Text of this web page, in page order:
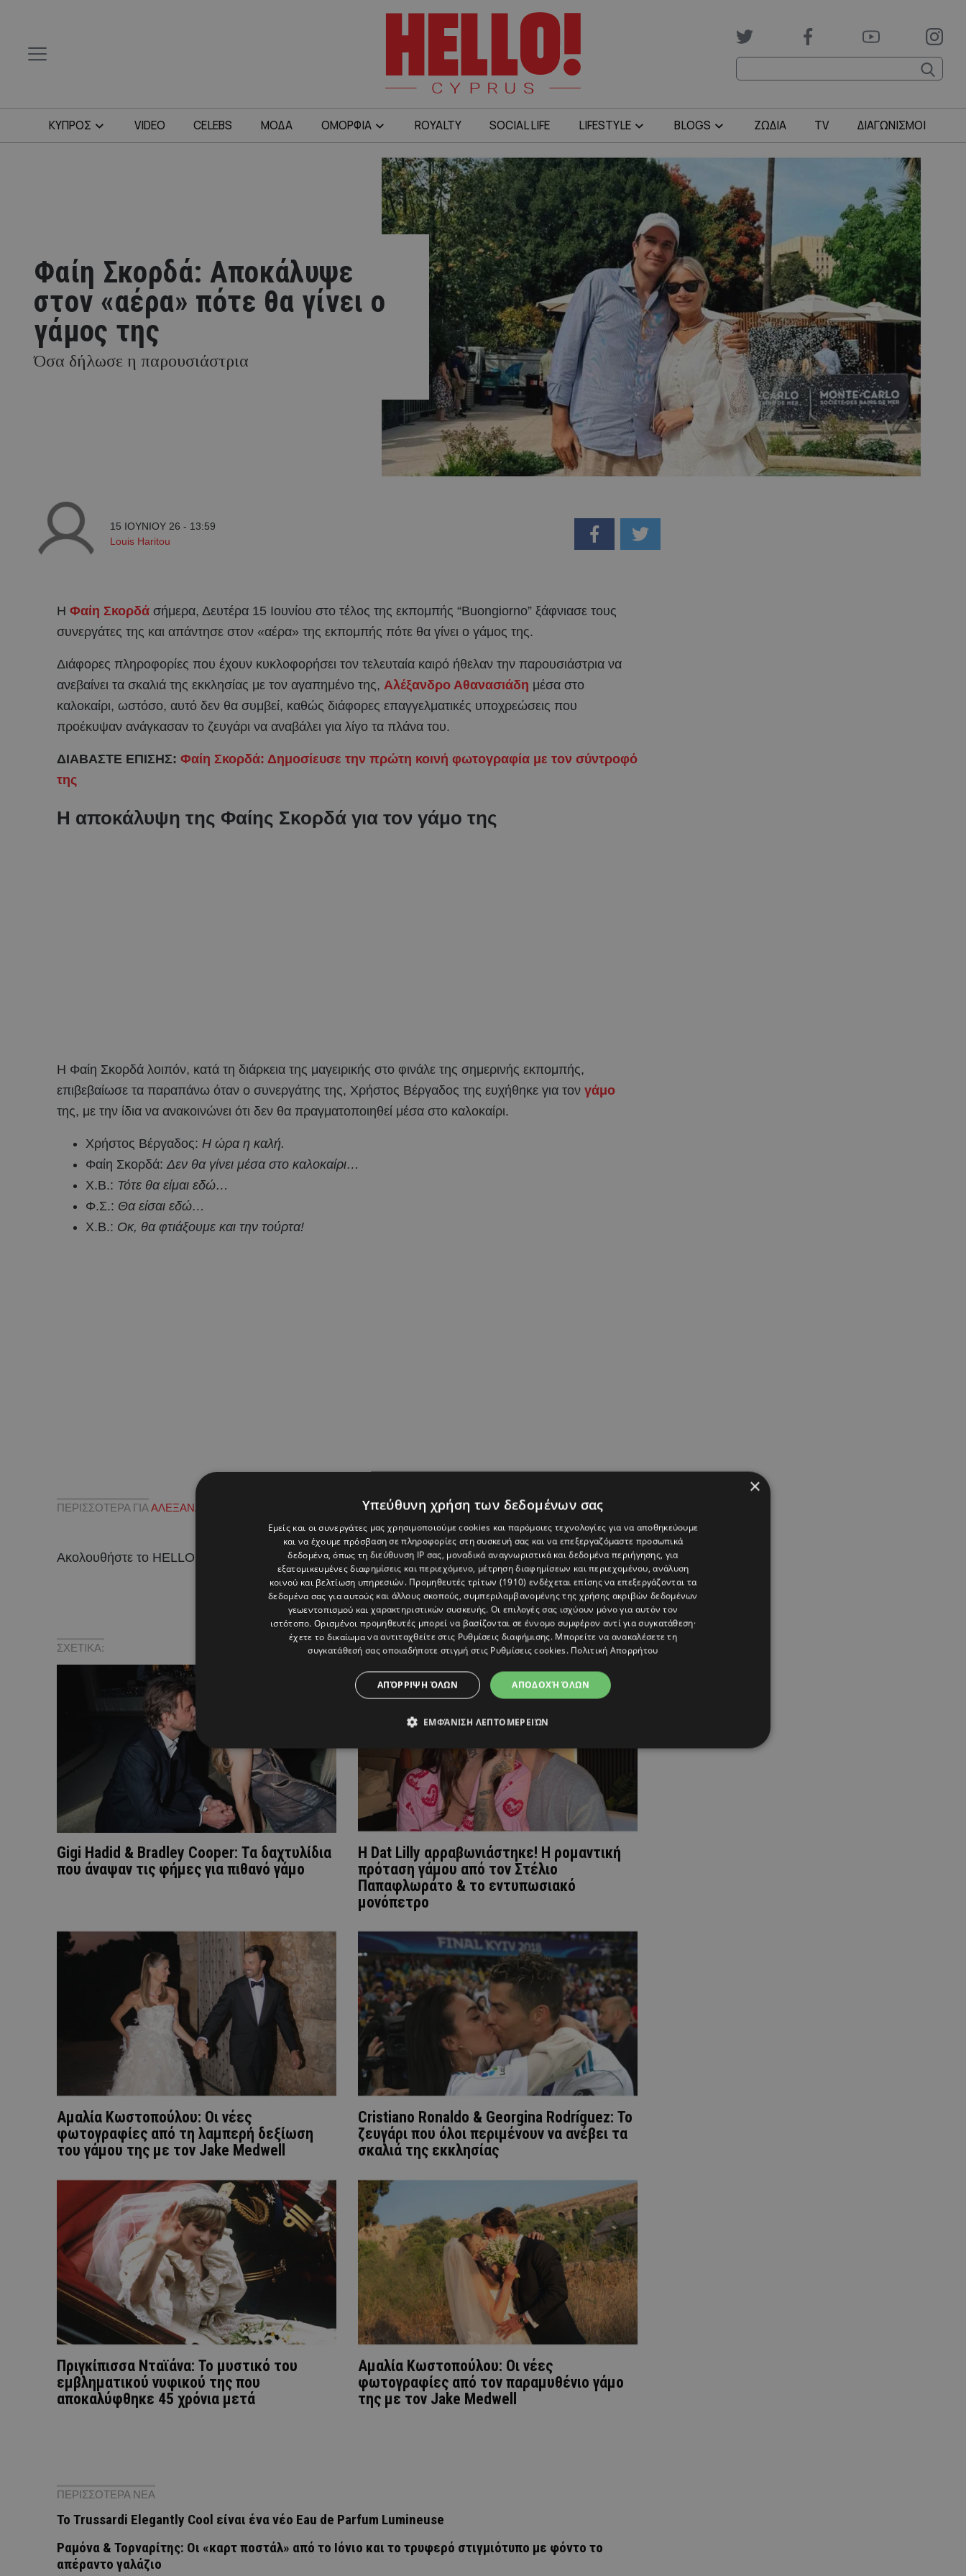
ΚΥΠΡΟΣ VIDEO CELEBS ΜΟΔΑ ΟΜΟΡΦΙΑ ROYALTY SOCIAL LIFE LIFESTYLE BLOGS ΖΩΔΙΑ TV ΔΙΑΓΩΝΙΣΜΟΙ
Φαίη Σκορδά: Αποκάλυψε
στον «αέρα» πότε θα γίνει ο
γάμος της
Όσα δήλωσε η παρουσιάστρια
15 ΙΟΥΝΙΟΥ 26 - 13:59
Louis Haritou
Η Φαίη Σκορδά σήμερα, Δευτέρα 15 Ιουνίου στο τέλος της εκπομπής “Buongiorno” ξάφνιασε τους
συνεργάτες της και απάντησε στον «αέρα» της εκπομπής πότε θα γίνει ο γάμος της.
Διάφορες πληροφορίες που έχουν κυκλοφορήσει τον τελευταία καιρό ήθελαν την παρουσιάστρια να
ανεβαίνει τα σκαλιά της εκκλησίας με τον αγαπημένο της, Αλέξανδρο Αθανασιάδη μέσα στο
καλοκαίρι, ωστόσο, αυτό δεν θα συμβεί, καθώς διάφορες επαγγελματικές υποχρεώσεις που
προέκυψαν ανάγκασαν το ζευγάρι να αναβάλει για λίγο τα πλάνα του.
ΔΙΑΒΑΣΤΕ ΕΠΙΣΗΣ: Φαίη Σκορδά: Δημοσίευσε την πρώτη κοινή φωτογραφία με τον σύντροφό
της
Η αποκάλυψη της Φαίης Σκορδά για τον γάμο της
Η Φαίη Σκορδά λοιπόν, κατά τη διάρκεια της μαγειρικής στο φινάλε της σημερινής εκπομπής,
επιβεβαίωσε τα παραπάνω όταν ο συνεργάτης της, Χρήστος Βέργαδος της ευχήθηκε για τον γάμο
της, με την ίδια να ανακοινώνει ότι δεν θα πραγματοποιηθεί μέσα στο καλοκαίρι.
Χρήστος Βέργαδος: Η ώρα η καλή.
Φαίη Σκορδά:Δεν θα γίνει μέσα στο καλοκαίρι…
Χ.Β.: Τότε θα είμαι εδώ…
Φ.Σ.: Θα είσαι εδώ…
Χ.Β.: Οκ, θα φτιάξουμε και την τούρτα!
ΠΕΡΙΣΣΟΤΕΡΑ ΓΙΑ ΑΛΕΞΑΝΔΡΟΣ ΑΘΑΝΑΣΙΑΔΗΣ ΦΑΙΗ ΣΚΟΡΔΑ
Ακολουθήστε το HELLO σε !
ΣΧΕΤΙΚΑ:
Gigi Hadid & Bradley Cooper: Τα δαχτυλίδια
που άναψαν τις φήμες για πιθανό γάμο
Η Dat Lilly αρραβωνιάστηκε! Η ρομαντική
πρόταση γάμου από τον Στέλιο
Παπαφλωράτο & το εντυπωσιακό
μονόπετρο
Αμαλία Κωστοπούλου: Οι νέες
φωτογραφίες από τη λαμπερή δεξίωση
του γάμου της με τον Jake Medwell
Cristiano Ronaldo & Georgina Rodríguez: Το
ζευγάρι που όλοι περιμένουν να ανέβει τα
σκαλιά της εκκλησίας
Πριγκίπισσα Νταϊάνα: Το μυστικό του
εμβληματικού νυφικού της που
αποκαλύφθηκε 45 χρόνια μετά
Αμαλία Κωστοπούλου: Οι νέες
φωτογραφίες από τον παραμυθένιο γάμο
της με τον Jake Medwell
ΠΕΡΙΣΣΟΤΕΡΑ ΝΕΑ
Το Trussardi Elegantly Cool είναι ένα νέο Eau de Parfum Lumineuse
Ραμόνα & Τορναρίτης: Οι «καρτ ποστάλ» από το Ιόνιο και το τρυφερό στιγμιότυπο με φόντο το
απέραντο γαλάζιο
×
Υπεύθυνη χρήση των δεδομένων σας
Εμείς και οι συνεργάτες μας χρησιμοποιούμε cookies και παρόμοιες τεχνολογίες για να αποθηκεύουμε
και να έχουμε πρόσβαση σε πληροφορίες στη συσκευή σας και να επεξεργαζόμαστε προσωπικά
δεδομένα, όπως τη διεύθυνση IP σας, μοναδικά αναγνωριστικά και δεδομένα περιήγησης, για
εξατομικευμένες διαφημίσεις και περιεχόμενο, μέτρηση διαφημίσεων και περιεχομένου, ανάλυση
κοινού και βελτίωση υπηρεσιών. Προμηθευτές τρίτων (1910) ενδέχεται επίσης να επεξεργάζονται τα
δεδομένα σας για αυτούς και άλλους σκοπούς, συμπεριλαμβανομένης της χρήσης ακριβών δεδομένων
γεωεντοπισμού και χαρακτηριστικών συσκευής. Οι επιλογές σας ισχύουν μόνο για αυτόν τον
ιστότοπο. Ορισμένοι προμηθευτές μπορεί να βασίζονται σε έννομο συμφέρον αντί για συγκατάθεση·
έχετε το δικαίωμα να αντιταχθείτε στις Ρυθμίσεις διαφήμισης. Μπορείτε να ανακαλέσετε τη
συγκατάθεσή σας οποιαδήποτε στιγμή στις Ρυθμίσεις cookies. Πολιτική Απορρήτου
ΑΠΟΔΟΧΉ ΌΛΩΝ
ΑΠΌΡΡΙΨΗ ΌΛΩΝ
ΕΜΦΆΝΙΣΗ ΛΕΠΤΟΜΕΡΕΙΏΝ